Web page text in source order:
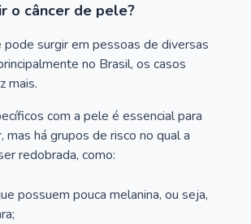
o câncer de pele?
pode surgir em pessoas de diversas
no Brasil, os casos
mais.
com a pele é essencial para
mas há grupos de risco no qual a
redobrada, como:
possuem pouca melanina, ou seja,